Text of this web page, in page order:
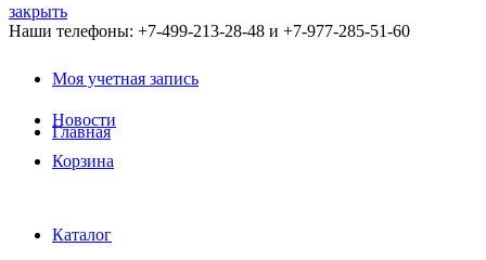
закрыть
Наши телефоны: +7-499-213-28-48 и +7-977-285-51-60
Моя учетная запись
Новости
Корзина
Главная
Каталог